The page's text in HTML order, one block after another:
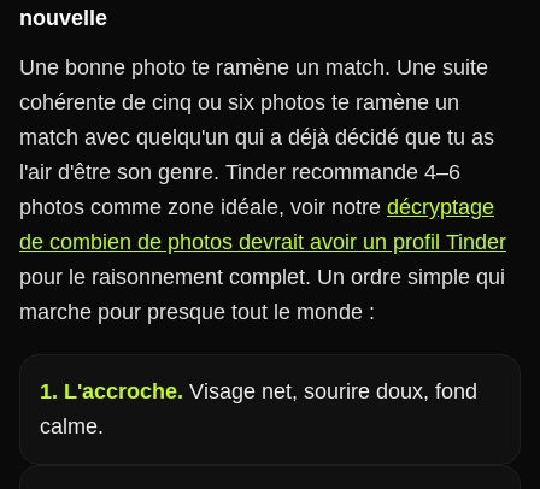
nouvelle
Une bonne photo te ramène un match. Une suite
cohérente de cinq ou six photos te ramène un
match avec quelqu'un qui a déjà décidé que tu as
l'air d'être son genre. Tinder recommande 4–6
photos comme zone idéale, voir notre décryptage
de combien de photos devrait avoir un profil Tinder
pour le raisonnement complet. Un ordre simple qui
marche pour presque tout le monde :
1. L'accroche. Visage net, sourire doux, fond
calme.